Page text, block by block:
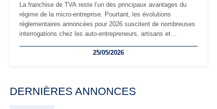
La franchise de TVA reste l’un des principaux avantages du
régime de la micro-entreprise. Pourtant, les évolutions
réglementaires annoncées pour 2026 suscitent de nombreuses
interrogations chez les auto-entrepreneurs, artisans et
facturation ou risque de bascule vers la TVA : les règles
25/05/2026
DERNIÈRES ANNONCES